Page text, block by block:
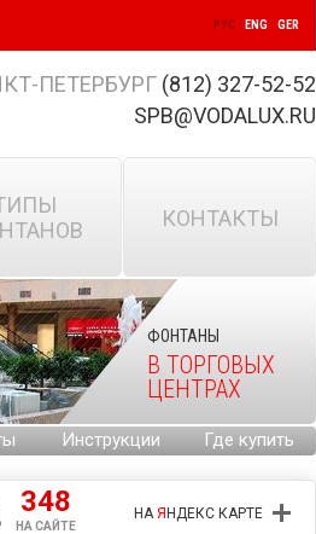
РУС ENG GER
ПЕТЕРБУРГ (812) 327-52-52
SPB@VODALUX.RU
КОНТАКТЫ
ФОНТАНЫ
В ТОРГОВЫХ
ЦЕНТРАХ
Инструкции Где купить
348
НА САЙТЕ
НАЯ НДЕКС КАРТЕ